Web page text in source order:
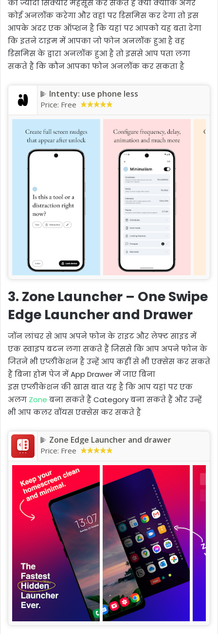
को ज्यादा सिक्योर महसूस कर सकते हैं क्यों क्योंकि अगर
कोई अनलॉक करेगा और वहां पर डिसमिस कर देगा तो इस
आपके अंदर एक ऑप्शन है कि यहां पर आपको यह बता देगा
कि इतने टाइम में आपका जो फोन अनलॉक हुआ है वह
डिसमिस के द्वारा अनलॉक हुआ है तो इससे आप पता लगा
सकते हैं कि कौन आपका फोन अनलॉक कर सकता है
Intenty: use phone less
Price: Free
3. Zone Launcher – One Swipe
Edge Launcher and Drawer
जॉन लांचर से आप अपने फोन के राइट और लेफ्ट साइड में
एक स्वाइप बटन लगा सकते हैं जिससे कि आप अपने फोन के
जितने भी एप्लीकेशन है उन्हें आप कहीं से भी एक्सेस कर सकते
हैं बिना होम पेज में App Drawer में जाए बिना
इस एप्लीकेशन की खास बात यह है कि आप यहां पर एक
अलग Zone बना सकते हैं Category बना सकते हैं और उन्हें
भी आप कलर वॉयस एक्सेस कर सकते हैं
Zone Edge Launcher and drawer
Price: Free